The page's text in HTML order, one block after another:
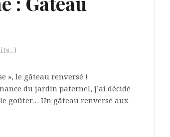
», le gâteau renversé !
du jardin paternel, j’ai décidé
goûter… Un gâteau renversé aux